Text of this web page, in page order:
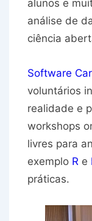
alunos e
análise de
ciência
Software
voluntários
realidade e
workshops
livres para
exemplo R e
práticas.